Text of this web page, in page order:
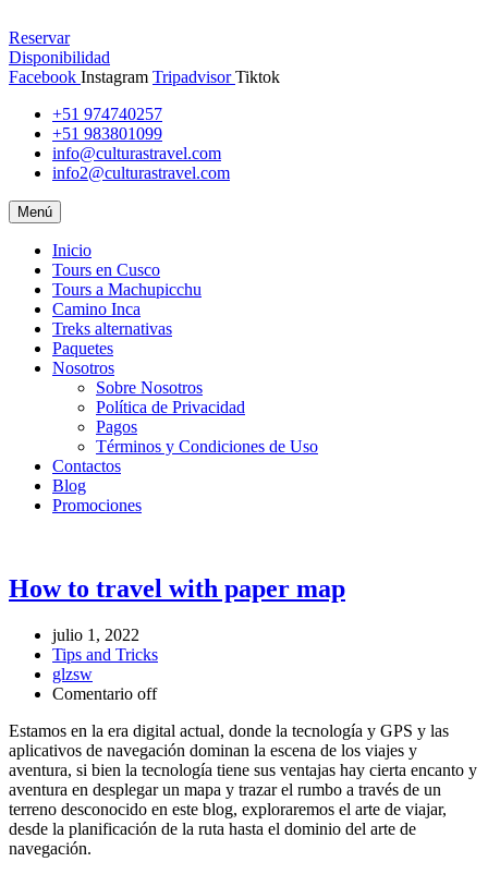
Reservar
Disponibilidad
Facebook Instagram Tripadvisor Tiktok
+51 974740257
+51 983801099
info@culturastravel.com
info2@culturastravel.com
Menú
Inicio
Tours en Cusco
Tours a Machupicchu
Camino Inca
Treks alternativas
Paquetes
Nosotros
Sobre Nosotros
Política de Privacidad
Pagos
Términos y Condiciones de Uso
Contactos
Blog
Promociones
How to travel with paper map
julio 1, 2022
Tips and Tricks
glzsw
Comentario off
Estamos en la era digital actual, donde la tecnología y GPS y las
aplicativos de navegación dominan la escena de los viajes y
aventura, si bien la tecnología tiene sus ventajas hay cierta encanto y
aventura en desplegar un mapa y trazar el rumbo a través de un
terreno desconocido en este blog, exploraremos el arte de viajar,
desde la planificación de la ruta hasta el dominio del arte de
navegación.